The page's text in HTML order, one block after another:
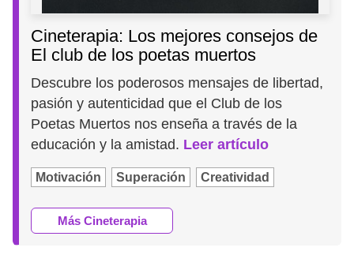
Cineterapia: Los mejores consejos de
El club de los poetas muertos
Descubre los poderosos mensajes de libertad,
pasión y autenticidad que el Club de los
Poetas Muertos nos enseña a través de la
educación y la amistad. Leer artículo
Motivación Superación Creatividad
Más Cineterapia